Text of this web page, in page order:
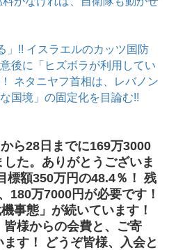
」!! イスラエルのカッツ国防
後に「ヒズボラが利用してい
ネタニヤフ首相は、レバノン
国境」の固定化を目論む!!
ら28日までに169万3000
た。ありがとうございま
標額350万円の48.4％！ 残
180万7000円が必要です！
事態」が続いています！
様からの会費と、ご寄
す！ どうぞ皆様、入会と